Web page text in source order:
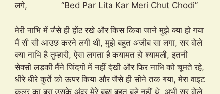
लगे, “Bed Par Lita Kar Meri Chut Chodi”
मेरी नाभि में जैसे ही होंठ रखे और किस किया जाने मुझे क्या हो गया
मैं सी सी आउछ करने लगी थी, मुझे बहुत अजीब सा लगा, सर बोले
क्या नाभि है तुम्हारी, ऐसा लगता है कयामत हो श्यामली, इतनी
सेक्सी लड़की मैंने जिंदगी में नहीं देखी और फिर नाभि को चूमते रहे,
धीरे धीरे कुर्ते को ऊपर किया और जैसे ही सीने तक गया, मेरा वाइट
कलर का ब्रा उसके अंदर मेरे बूब्स बहुत बड़े नहीं थे, अभी सर बोले